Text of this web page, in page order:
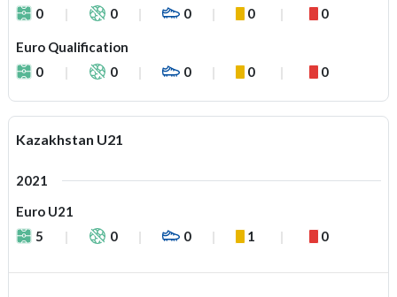
0
0 0 0 0
Euro Qualification
0
0 0 0 0
Kazakhstan U21
2021
Euro U21
5
0 0 1 0